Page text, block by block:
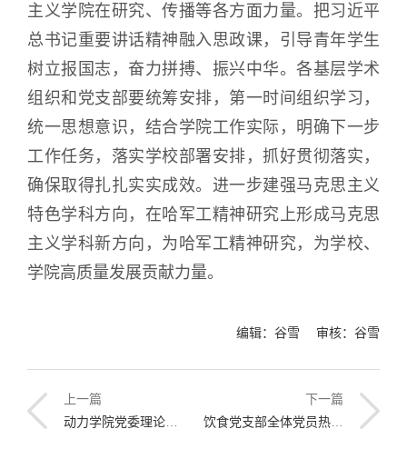
主义学院在研究、传播等各方面力量。把习近平
总书记重要讲话精神融入思政课，引导青年学生
树立报国志，奋力拼搏、振兴中华。各基层学术
组织和党支部要统筹安排，第一时间组织学习，
统一思想意识，结合学院工作实际，明确下一步
工作任务，落实学校部署安排，抓好贯彻落实，
确保取得扎扎实实成效。进一步建强马克思主义
特色学科方向，在哈军工精神研究上形成马克思
主义学科新方向，为哈军工精神研究，为学校、
学院高质量发展贡献力量。
编辑：谷雪 审核：谷雪
上一篇
动力学院党委理论学习中心组深入学习贯彻习近平总书记视察学校的重要讲话精神
下一篇
饮食党支部全体党员热议习近平总书记来校视察时的重要讲话精神